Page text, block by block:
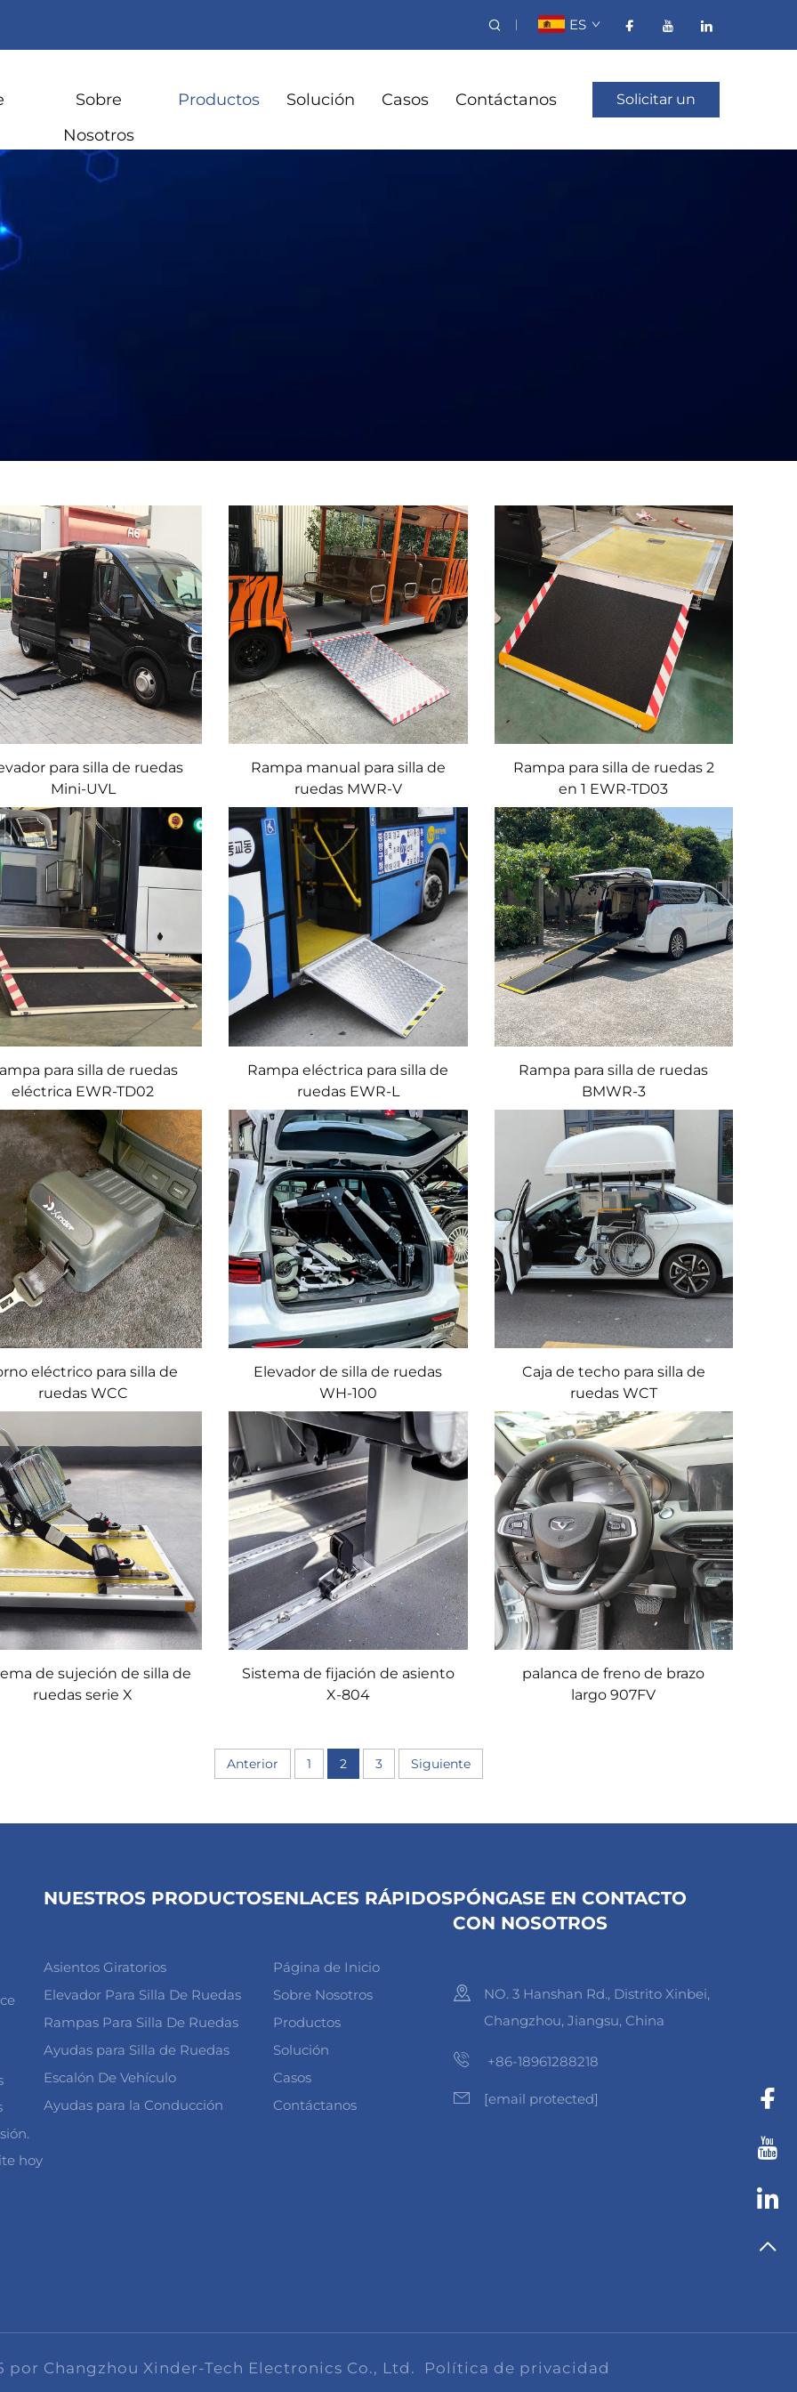
ES
Sobre
Nosotros
Productos Solución Casos Contáctanos Solicitar un
para silla de ruedas
Mini-UVL
Rampa manual para silla de
ruedas MWR-V
Rampa para silla de ruedas 2
en 1 EWR-TD03
para silla de ruedas
eléctrica EWR-TD02
Rampa eléctrica para silla de
ruedas EWR-L
Rampa para silla de ruedas
BMWR-3
eléctrico para silla de
ruedas WCC
Elevador de silla de ruedas
WH-100
Caja de techo para silla de
ruedas WCT
de sujeción de silla de
ruedas serie X
Sistema de fijación de asiento
X-804
palanca de freno de brazo
largo 907FV
Anterior 1 2 3 Siguiente
hoy
NUESTROS PRODUCTOS
Asientos Giratorios
Elevador Para Silla De Ruedas
Rampas Para Silla De Ruedas
Ayudas para Silla de Ruedas
Escalón De Vehículo
Ayudas para la Conducción
ENLACES RÁPIDOS
Página de Inicio
Sobre Nosotros
Productos
Solución
Casos
Contáctanos
PÓNGASE EN CONTACTO
CON NOSOTROS
NO. 3 Hanshan Rd., Distrito Xinbei,
Changzhou, Jiangsu, China
+86-18961288218
[email protected]
por Changzhou Xinder-Tech Electronics Co., Ltd. Política de privacidad